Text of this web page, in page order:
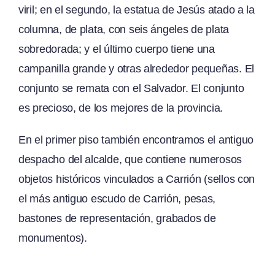
viril; en el segundo, la estatua de Jesús atado a la
columna, de plata, con seis ángeles de plata
sobredorada; y el último cuerpo tiene una
campanilla grande y otras alrededor pequeñas. El
conjunto se remata con el Salvador. El conjunto
es precioso, de los mejores de la provincia.
En el primer piso también encontramos el antiguo
despacho del alcalde, que contiene numerosos
objetos históricos vinculados a Carrión (sellos con
el más antiguo escudo de Carrión, pesas,
bastones de representación, grabados de
monumentos).